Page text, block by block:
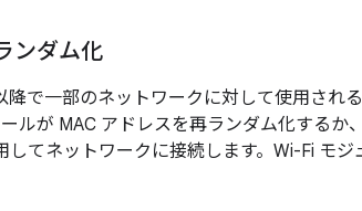
ンダム化
降で一部のネットワークに対して使用され
ルが MAC アドレスを再ランダム化する
してネットワークに接続します。Wi-Fi モ